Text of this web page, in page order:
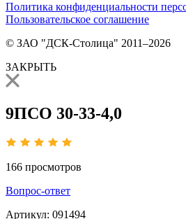
Политика конфиденциальности
Пользовательское соглашение
© ЗАО "ДСК-Столица" 2011–2026
ЗАКРЫТЬ
9ПСО 30-33-4,0
166 просмотров
Вопрос-ответ
Артикул: 091494